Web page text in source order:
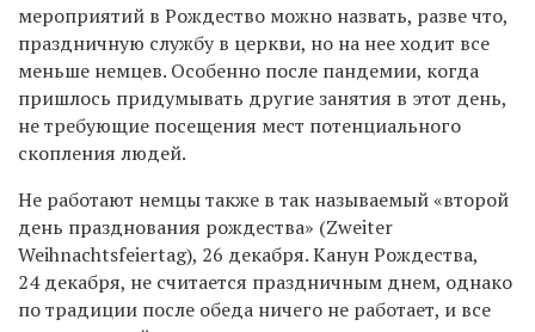
мероприятий в Рождество можно назвать, разве что,
праздничную службу в церкви, но на нее ходит все
меньше немцев. Особенно после пандемии, когда
пришлось придумывать другие занятия в этот день,
не требующие посещения мест потенциального
скопления людей.
Не работают немцы также в так называемый «второй
день празднования рождества» (Zweiter
Weihnachtsfeiertag), 26 декабря. Канун Рождества,
24 декабря, не считается праздничным днем, однако
по традиции после обеда ничего не работает, и все